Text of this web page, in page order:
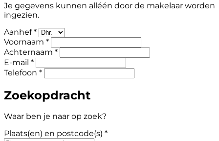
Je gegevens kunnen alléén door de makelaar worden
ingezien.
Aanhef *
Voornaam *
Achternaam *
E-mail *
Telefoon *
Zoekopdracht
Waar ben je naar op zoek?
Plaats(en) en postcode(s) *